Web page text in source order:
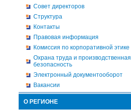
Совет директоров
Структура
Контакты
Правовая информация
Комиссия по корпоративной этике
Охрана труда и производственная
безопасность
Электронный документооборот
Вакансии
О РЕГИОНЕ